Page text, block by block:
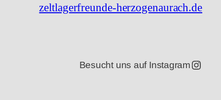
zeltlagerfreunde-herzogenaurach.de
Besucht uns auf Instagram